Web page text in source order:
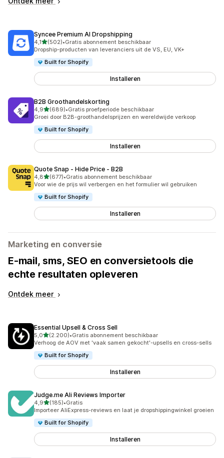
Syncee Premium AI Dropshipping
4,1van 5 sterren
(502)
502 recensies in totaal
•Gratis abonnement beschikbaar
Dropship-producten van leveranciers uit de VS, EU, VK+
Built for Shopify
Installeren
B2B Groothandelskorting
4,9van 5 sterren
(689)
689 recensies in totaal
•Gratis proefperiode beschikbaar
Groei door B2B-groothandelsprijzen en wereldwijde verkoop
Built for Shopify
Installeren
Quote Snap ‑ Hide Price ‑ B2B
4,8van 5 sterren
(677)
677 recensies in totaal
•Gratis abonnement beschikbaar
Voor wie de prijs wil verbergen en het formulier wil gebruiken
Built for Shopify
Installeren
Marketing en conversie
E-mail, sms, SEO en conversietools die
echte resultaten opleveren
Ontdek meer
Essential Upsell & Cross Sell
5,0van 5 sterren
(2.200)
2200 recensies in totaal
•Gratis abonnement beschikbaar
Verhoog de AOV met 'vaak samen gekocht'-upsells en cross-sells
Built for Shopify
Installeren
Judge.me Ali Reviews Importer
4,9van 5 sterren
(185)
185 recensies in totaal
•Gratis
Importeer AliExpress-reviews en laat je dropshippingwinkel groeien
Built for Shopify
Installeren